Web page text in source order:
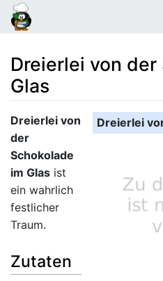
Dreierlei von
Glas
Wechseln zu:Navigation,
Dreierlei
Dreierlei von
der
Schokolade
im Glas ist
ein wahrlich
festlicher
Traum.
Zutaten